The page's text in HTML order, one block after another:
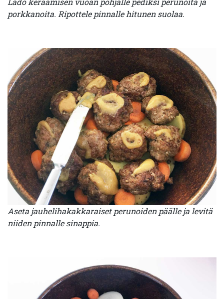
porkkanoita. Ripottele pinnalle hitunen suolaa.
Aseta jauhelihakakkaraiset perunoiden päälle ja levitä
niiden pinnalle sinappia.